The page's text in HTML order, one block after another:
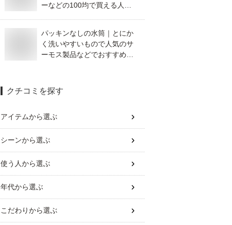
ーなどの100均で買える人気
パッキンなしの水筒｜とにか
く洗いやすいもので人気のサ
ーモス製品などでおすすめ
クチコミを探す
アイテムから選ぶ
シーンから選ぶ
使う人から選ぶ
年代から選ぶ
こだわりから選ぶ